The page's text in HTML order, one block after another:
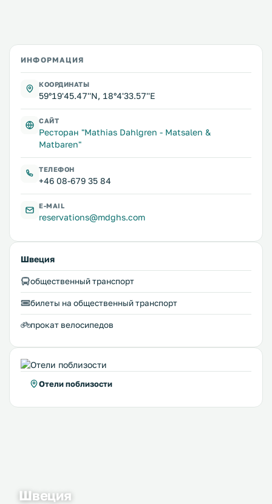
ИНФОРМАЦИЯ
КООРДИНАТЫ
59°19'45.47''N, 18°4'33.57''E
САЙТ
Ресторан "Mathias Dahlgren - Matsalen &
Matbaren"
ТЕЛЕФОН
+46 08-679 35 84
E-MAIL
reservations@mdghs.com
Швеция
общественный транспорт
билеты на общественный транспорт
прокат велосипедов
Отели поблизости
Швеция